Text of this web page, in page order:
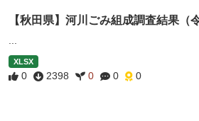
【秋田県】河川ごみ組成調査結果（
XLSX
0 2398 0 0 0